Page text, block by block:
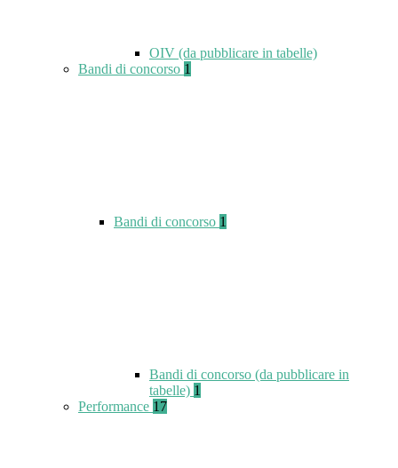
OIV (da pubblicare in tabelle)
Bandi di concorso 1
Bandi di concorso 1
Bandi di concorso (da pubblicare in
tabelle) 1
Performance 17